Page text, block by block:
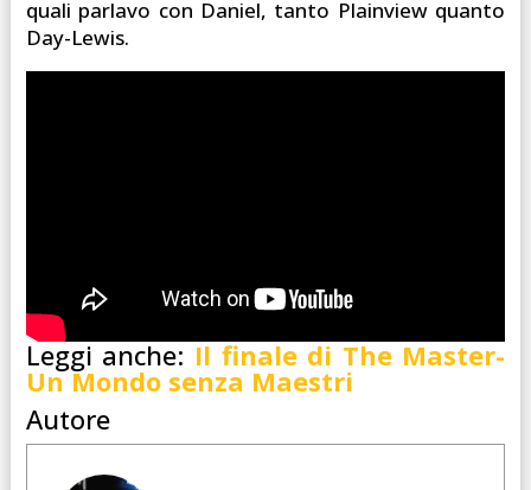
quali parlavo con Daniel, tanto Plainview quanto
Day-Lewis.
Leggi anche: Il finale di The Master-
Un Mondo senza Maestri
Autore